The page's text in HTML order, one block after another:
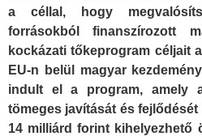
a céllal, hogy
forrásokból finanszírozott
kockázati tőkeprogram céljait
EU-n belül magyar
indult el a program, amely
tömeges javítását és
14 milliárd forint kihelyezhető